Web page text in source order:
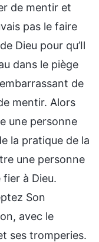
de mentir et
pas le faire
Dieu pour qu’Il
dans le piège
de
mentir. Alors
une personne
la pratique de la
une personne
à Dieu.
Son
avec le
ses tromperies.